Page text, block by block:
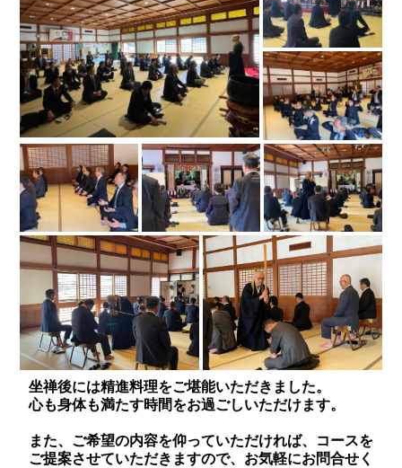
坐禅後には精進料理をご堪能いただきました。
心も身体も満たす時間をお過ごしいただけます。
また、ご希望の内容を仰っていただければ、コースを
ご提案させていただきますので、お気軽にお問合せく